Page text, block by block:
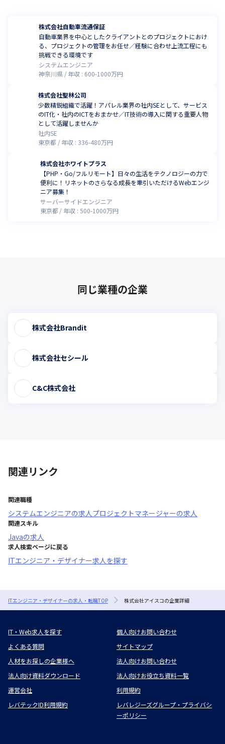
株式会社自動車流通保証
自動車業界を中心としたクライアントとのプロジェクトにおけ
る、プロジェクトの管理をお任せ／経験に合わせ上流工程にも
挑戦できる環境です
システムエンジニア
神奈川県
年収 : 600-1000万円
株式会社聖林公司
少数精鋭組織で活躍！アパレル業界の社内SEとして、サービス
のIT化・社内のICTをおまかせ／IT技術の導入に関する重要人物
として活躍しませんか
社内SE
東京都
年収 : 336-480万円
株式会社ホワイトプラス
【PHP・Go/フルリモート】日々の生活をテクノロジーの力で
便利に！リネットのさらなる成長を牽引いただけるWebエンジ
ニア募集！
サーバーサイドエンジニア
東京都
年収 : 500-1000万円
同じ業種の企業
株式会社Brandit
株式会社セシール
C&C株式会社
関連リンク
関連職種
システムエンジニアの求人 プロジェクトマネージャーの求人
関連スキル
Javaの求人
求人検索ページに戻る
ITエンジニア・デザイナー求人を探す
ITエンジニア・デザイナーの求人・転職TOP 株式会社アイスコの企業詳細
IT・Web求人を探す
個人向けお問い合わせ
よくある質問
サイトマップ
人材をお探しの企業様へ
法人向けお問い合わせ
法人向け資料ダウンロード
法人向けお役立ち資料一覧
運営会社
利用規約
レバテックID利用規約
レバレジーズグループ・プライバシ
ーポリシー